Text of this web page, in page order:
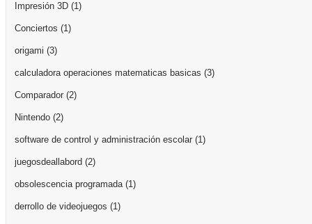
Impresión 3D (1)
Conciertos (1)
origami (3)
calculadora operaciones matematicas basicas (3)
Comparador (2)
Nintendo (2)
software de control y administración escolar (1)
juegosdeallabord (2)
obsolescencia programada(1)
derrollo de videojuegos (1)